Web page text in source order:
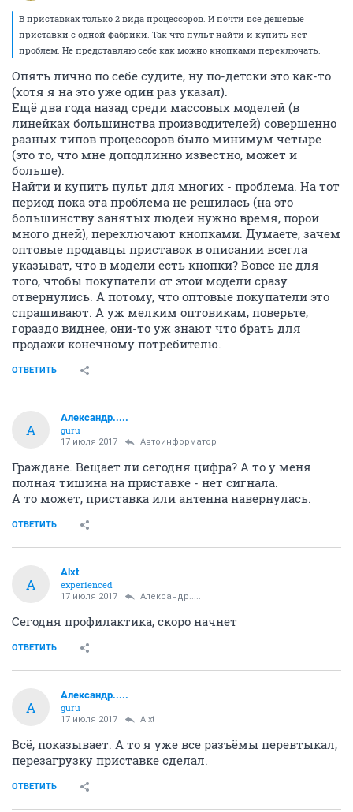
В приставках только 2 вида процессоров. И почти все дешевые
приставки с одной фабрики. Так что пульт найти и купить нет
проблем. Не представляю себе как можно кнопками переключать.
Опять лично по себе судите, ну по-детски это как-то
(хотя я на это уже один раз указал).
Ещё два года назад среди массовых моделей (в
линейках большинства производителей) совершенно
разных типов процессоров было минимум четыре
(это то, что мне доподлинно известно, может и
больше).
Найти и купить пульт для многих - проблема. На тот
период пока эта проблема не решилась (на это
большинству занятых людей нужно время, порой
много дней), переключают кнопками. Думаете, зачем
оптовые продавцы приставок в описании всегла
указыват, что в модели есть кнопки? Вовсе не для
того, чтобы покупатели от этой модели сразу
отвернулись. А потому, что оптовые покупатели это
спрашивают. А уж мелким оптовикам, поверьте,
гораздо виднее, они-то уж знают что брать для
продажи конечному потребителю.
ОТВЕТИТЬ
А
Александр.....
guru
17 июля 2017 Автоинформатор
Граждане. Вещает ли сегодня цифра? А то у меня
полная тишина на приставке - нет сигнала.
А то может, приставка или антенна навернулась.
ОТВЕТИТЬ
A
Alxt
experienced
17 июля 2017 Александр.....
Сегодня профилактика, скоро начнет
ОТВЕТИТЬ
А
Александр.....
guru
17 июля 2017 Alxt
Всё, показывает. А то я уже все разъёмы перевтыкал,
перезагрузку приставке сделал.
ОТВЕТИТЬ